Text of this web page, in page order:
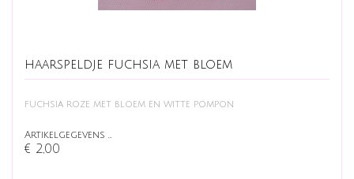
haarspeldje fuchsia met bloem
fuchsia roze met bloem en witte pompon
Artikelgegevens …
€ 2,00